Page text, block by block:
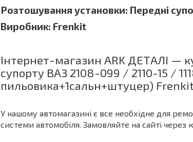
Розтошування установки: Передні
Виробник: Frenkit
Інтернет-магазин ARK ДЕТАЛІ —
супорту ВАЗ 2108-099 / 2110-15 /
пильовика+1сальн+штуцер)
У нашому автомагазині є все необхідне для
системи автомобіля. Замовляйте на сайті